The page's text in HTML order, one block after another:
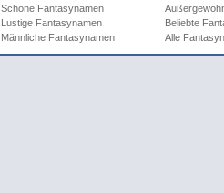
Schöne Fantasynamen
Lustige Fantasynamen
Beliebte
Männliche Fantasynamen Alle